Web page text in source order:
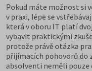
Pokud máte možnost si
v praxi, lépe se
která v oboru IT platí
vybavit praktickými
protože právě otázka
přijímacích pohovorů do
absolventi neměli